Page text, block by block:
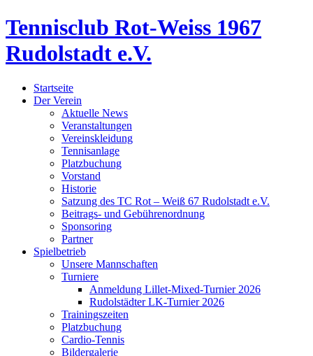
Tennisclub Rot-Weiss 1967
Rudolstadt e.V.
Startseite
Der Verein
Aktuelle News
Veranstaltungen
Vereinskleidung
Tennisanlage
Platzbuchung
Vorstand
Historie
Satzung des TC Rot – Weiß 67 Rudolstadt e.V.
Beitrags- und Gebührenordnung
Sponsoring
Partner
Spielbetrieb
Unsere Mannschaften
Turniere
Anmeldung Lillet-Mixed-Turnier 2026
Rudolstädter LK-Turnier 2026
Trainingszeiten
Platzbuchung
Cardio-Tennis
Bildergalerie